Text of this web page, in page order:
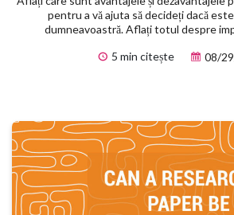
pentru a vă ajuta să decideți dacă
dumneavoastră. Aflați totul despre
5 min citește
08/